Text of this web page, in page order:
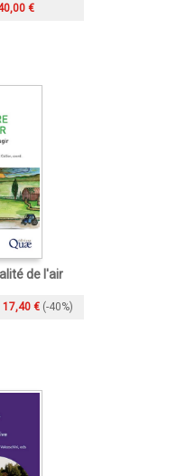
€
de l'air
17,40 € (-40%)